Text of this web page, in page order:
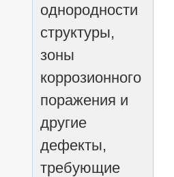
однородности
структуры,
зоны
коррозионного
поражения и
другие
дефекты,
требующие